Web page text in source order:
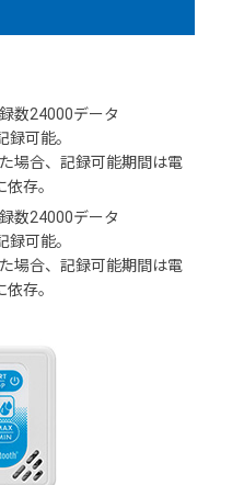
数24000データ
可能。
場合、記録可能期間は電
存。
数24000データ
可能。
場合、記録可能期間は電
存。